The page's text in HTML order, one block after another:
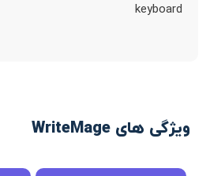
keyboard
ویژگی های WriteMage